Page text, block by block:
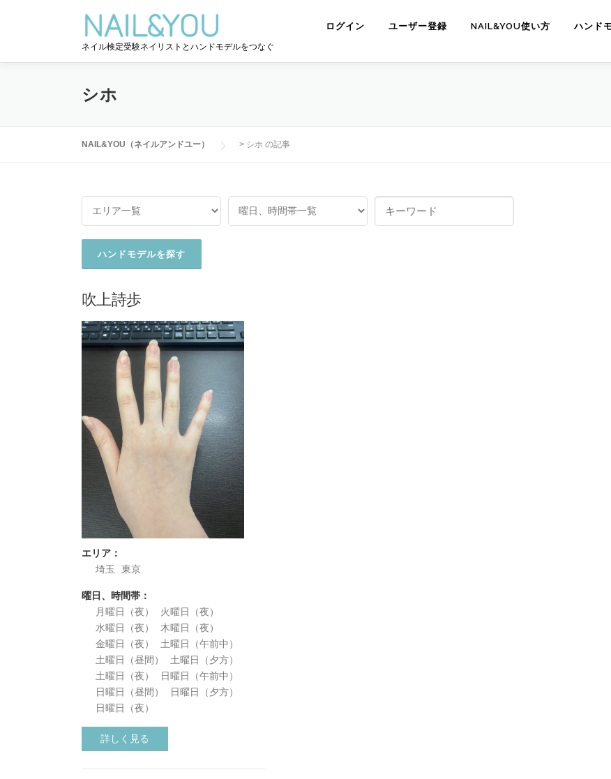
ネイル検定受験ネイリストとハンドモデルをつなぐ
ログイン ユーザー登録 NAIL&YOU使い方 ハンド
シホ
NAIL&YOU（ネイルアンドユー） > シホ の記事
吹上詩歩
エリア：
埼玉
東京
曜日、時間帯：
月曜日（夜）
火曜日（夜）
水曜日（夜）
木曜日（夜）
金曜日（夜）
土曜日（午前中）
土曜日（昼間）
土曜日（夕方）
土曜日（夜）
日曜日（午前中）
日曜日（昼間）
日曜日（夕方）
日曜日（夜）
詳しく見る